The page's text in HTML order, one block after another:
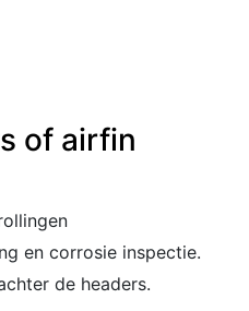
of airfin
en corrosie inspectie.
de headers.